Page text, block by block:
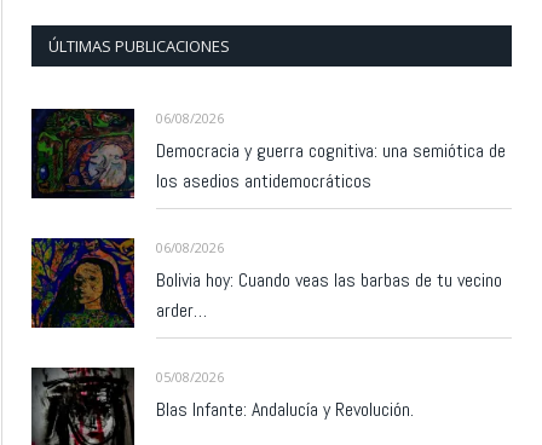
ÚLTIMAS PUBLICACIONES
06/08/2026
Democracia y guerra cognitiva: una semiótica de
los asedios antidemocráticos
06/08/2026
Bolivia hoy: Cuando veas las barbas de tu vecino
arder…
05/08/2026
Blas Infante: Andalucía y Revolución.